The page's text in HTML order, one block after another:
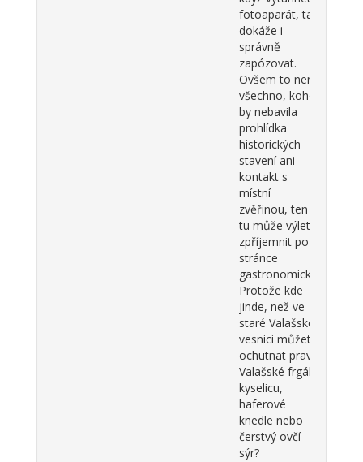
fotoaparát, tak
dokáže i
správně
zapózovat.
Ovšem to není
všechno, koho
by nebavila
prohlídka
historických
stavení ani
kontakt s
místní
zvěřinou, ten si
tu může výlet
zpříjemnit po
stránce
gastronomické.
Protože kde
jinde, než ve
staré Valašské
vesnici můžete
ochutnat pravé
Valašské frgály,
kyselicu,
haferové
knedle nebo
čerstvý ovčí
sýr?